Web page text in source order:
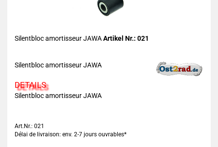
Silentbloc amortisseur JAWAArtikel Nr.: 021
Silentbloc amortisseur JAWA
DETAILS
Silentbloc amortisseur JAWA
Art.Nr.: 021
Délai de livraison: env. 2-7 jours ouvrables*